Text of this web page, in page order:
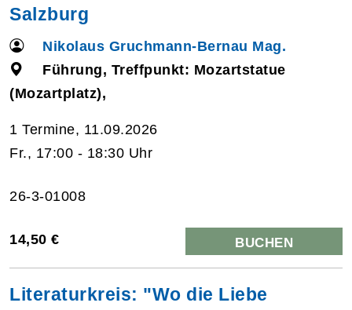
Salzburg
Nikolaus Gruchmann-Bernau Mag.
Führung, Treffpunkt: Mozartstatue
(Mozartplatz),
1 Termine, 11.09.2026
Fr., 17:00 - 18:30 Uhr
26-3-01008
14,50 € BUCHEN
Literaturkreis: "Wo die Liebe